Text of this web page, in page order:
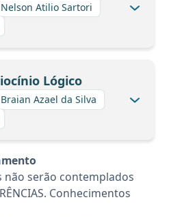
Nelson Atilio Sartori
Lógico
Braian Azael da Silva
não serão contemplados
Conhecimentos